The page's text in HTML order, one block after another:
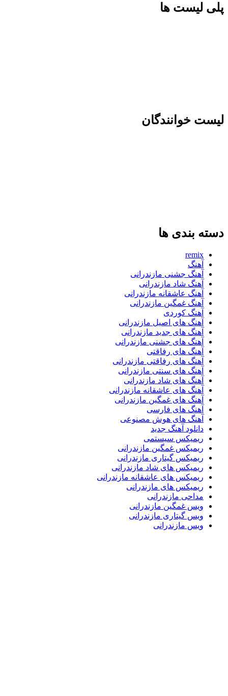
پلی لیست ها
لیست خوانندگان
دسته بندی ها
remix
آهنگ
آهنگ جشنی مازندرانی
آهنگ شاد مازندرانی
آهنگ عاشقانه مازندرانی
آهنگ غمگین مازندرانی
آهنگ کوردی
آهنگ های اصیل مازندرانی
آهنگ های جدید مازندرانی
آهنگ های جشنی مازندرانی
آهنگ های رفاقتی
آهنگ های رفاقتی مازندرانی
آهنگ های سنتی مازندرانی
آهنگ های شاد مازندرانی
آهنگ های عاشقانه مازندرانی
آهنگ های غمگین مازندرانی
آهنگ های فارسی
آهنگ های هوش مصنوعی
دانلود آهنگ جدید
ریمیکس سیستمی
ریمیکس غمگین مازندرانی
ریمیکس گیتاری مازندرانی
ریمیکس های شاد مازندرانی
ریمیکس های عاشقانه مازندرانی
ریمیکس های مازندرانی
مداحی مازندرانی
ویس غمگین مازندرانی
ویس گیتاری مازندرانی
ویس مازندرانی